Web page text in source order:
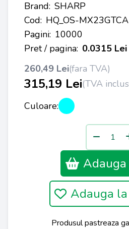
Brand: SHARP
Cod: HQ_OS-MX23GTCA
Pagini: 10000
Pret / pagina: 0.0315
260,49 Lei(fara TVA)
315,19 Lei(TVA
Culoare:
Adauga
Adauga
Produsul pastreaza